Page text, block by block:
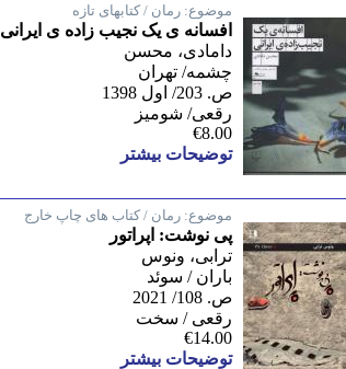
موضوع: رمان / کتابهای تازه
افسانه ی یک نجیب زاده ی ایرانی
دامادی، محسن
چشمه/ تهران
ص. 203/ اول 1398
رقعی/ شومیز
€8.00
توضیحات بیشتر
موضوع: رمان / کتاب های چاپ خارج
پی نوشت: اپراتور
ترابی، ونوس
باران / سوئد
ص. 108/ 2021
رقعی / سخت
€14.00
توضیحات بیشتر